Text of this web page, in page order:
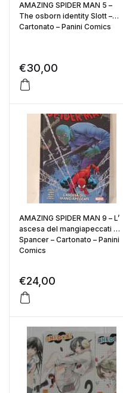
AMAZING SPIDER MAN 5 –
The osborn identity Slott –
Cartonato – Panini Comics
€30,00
AMAZING SPIDER MAN 9 – L’
ascesa del mangiapeccati di:
Spancer – Cartonato – Panini
Comics
€24,00